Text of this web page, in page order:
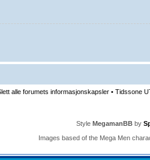
alle forumets informasjonskapsler • Tidssone
Style MegamanBB by
Images based of the Mega Men